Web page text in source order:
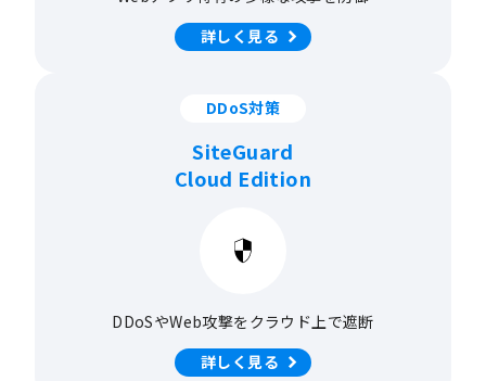
詳しく見る
DDoS対策
SiteGuard
Cloud Edition
DDoSやWeb攻撃をクラウド上で遮断
詳しく見る